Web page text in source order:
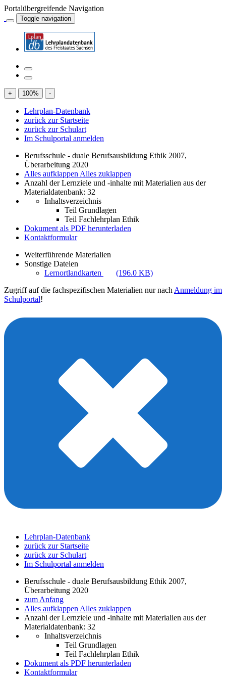
Portalübergreifende Navigation
Toggle navigation
+ 100% -
Lehrplan-Datenbank
zurück zur Startseite
zurück zur Schulart
Im Schulportal anmelden
Berufsschule - duale Berufsausbildung Ethik 2007,
Überarbeitung 2020
Alles aufklappen Alles zuklappen
Anzahl der Lernziele und -inhalte mit Materialien aus der
Materialdatenbank: 32
Inhaltsverzeichnis
Teil Grundlagen
Teil Fachlehrplan Ethik
Dokument als PDF herunterladen
Kontaktformular
Weiterführende Materialien
Sonstige Dateien
Lernortlandkarten
(196.0 KB)
Zugriff auf die fachspezifischen Materialien nur nach Anmeldung im
Schulportal!
Lehrplan-Datenbank
zurück zur Startseite
zurück zur Schulart
Im Schulportal anmelden
Berufsschule - duale Berufsausbildung Ethik 2007,
Überarbeitung 2020
zum Anfang
Alles aufklappen Alles zuklappen
Anzahl der Lernziele und -inhalte mit Materialien aus der
Materialdatenbank: 32
Inhaltsverzeichnis
Teil Grundlagen
Teil Fachlehrplan Ethik
Dokument als PDF herunterladen
Kontaktformular